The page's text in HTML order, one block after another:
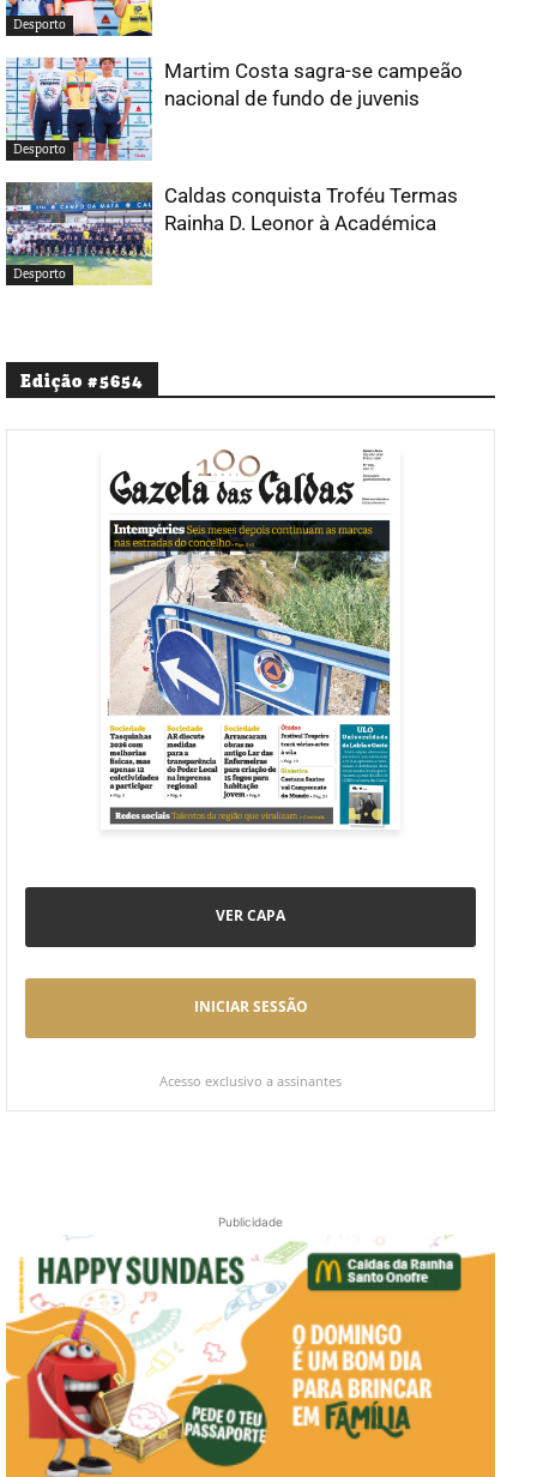
Desporto
Desporto
Martim Costa sagra-se campeão
nacional de fundo de juvenis
Desporto
Caldas conquista Troféu Termas
Rainha D. Leonor à Académica
Edição #5654
VER CAPA
INICIAR SESSÃO
Acesso exclusivo a assinantes
Publicidade